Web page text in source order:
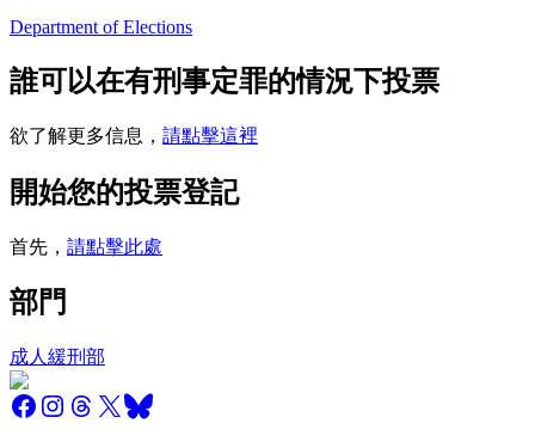
Department of Elections
誰可以在有刑事定罪的情況下投票
欲了解更多信息， 請點擊這裡
開始您的投票登記
首先， 請點擊此處
部門
成人緩刑部